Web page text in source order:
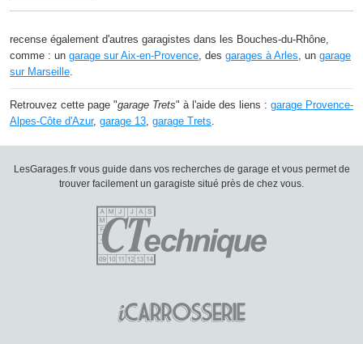
recense également d'autres garagistes dans les Bouches-du-Rhône,
comme : un garage sur Aix-en-Provence, des garages à Arles, un garage
sur Marseille.
Retrouvez cette page "garage Trets" à l'aide des liens : garage Provence-
Alpes-Côte d'Azur, garage 13, garage Trets.
LesGarages.fr vous guide dans vos recherches de garage et vous permet de
trouver facilement un garagiste situé près de chez vous.